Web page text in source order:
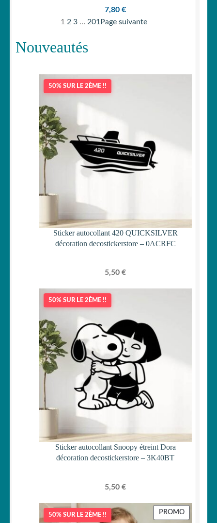
7,80 €
1 2 3 … 201 Page suivante
Nouveautés
50% SUR LE 2ÈME !!
Sticker autocollant 420 QUICKSILVER
décoration decostickerstore – 0ACRFC
5,50 €
50% SUR LE 2ÈME !!
Sticker autocollant Snoopy étreint Dora
décoration decostickerstore – 3K40BT
5,50 €
50% SUR LE 2ÈME !! PROMOPRODUIT